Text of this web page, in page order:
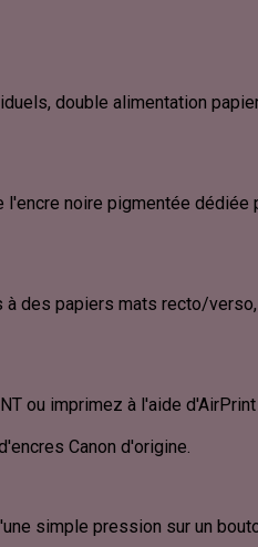
double alimentation
l'encre noire pigmentée dédiée
des papiers mats recto/
ou imprimez à l'aide
Canon d'origine.
simple pression sur un